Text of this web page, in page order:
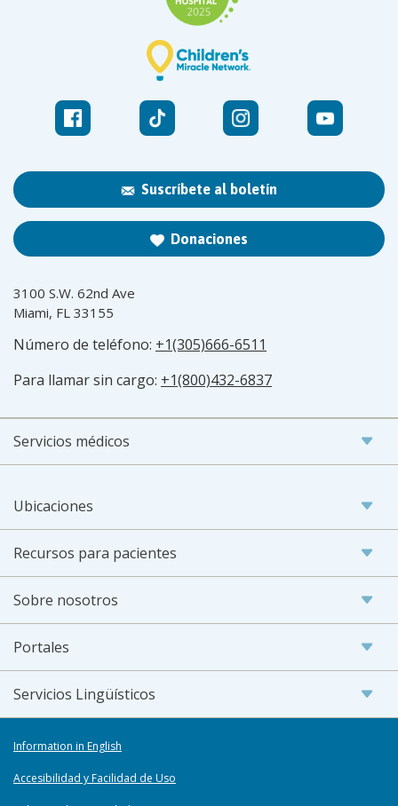
Suscríbete al boletín
Donaciones
3100 S.W. 62nd Ave
Miami, FL 33155
Número de teléfono: +1(305)666-6511
Para llamar sin cargo: +1(800)432-6837
Servicios médicos
Ubicaciones
Recursos para pacientes
Sobre nosotros
Portales
Servicios Lingüísticos
Information in English
Accesibilidad y Facilidad de Uso